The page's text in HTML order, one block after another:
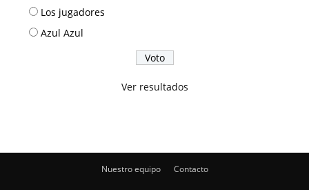
Los jugadores
Azul Azul
Ver resultados
Nuestro equipo Contacto